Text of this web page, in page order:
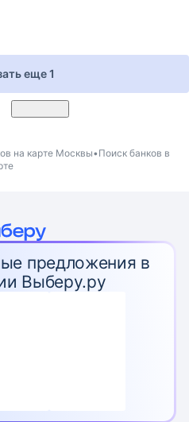
еще 1
на карте Москвы Поиск банков в
предложения в
Выберу.ру